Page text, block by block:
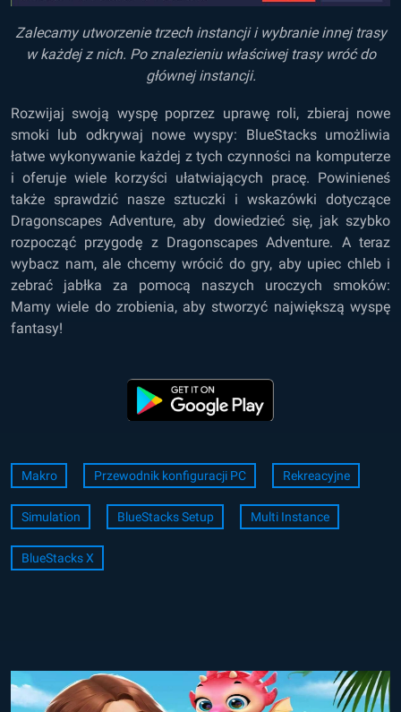
Zalecamy utworzenie trzech instancji i wybranie innej trasy
w każdej z nich. Po znalezieniu właściwej trasy wróć do
głównej instancji.
Rozwijaj swoją wyspę poprzez uprawę roli, zbieraj nowe
smoki lub odkrywaj nowe wyspy: BlueStacks umożliwia
łatwe wykonywanie każdej z tych czynności na komputerze
i oferuje wiele korzyści ułatwiających pracę. Powinieneś
także sprawdzić nasze sztuczki i wskazówki dotyczące
Dragonscapes Adventure, aby dowiedzieć się, jak szybko
rozpocząć przygodę z Dragonscapes Adventure. A teraz
wybacz nam, ale chcemy wrócić do gry, aby upiec chleb i
zebrać jabłka za pomocą naszych uroczych smoków:
Mamy wiele do zrobienia, aby stworzyć największą wyspę
fantasy!
Makro Przewodnik konfiguracji PC Rekreacyjne
Simulation BlueStacks Setup Multi Instance
BlueStacks X